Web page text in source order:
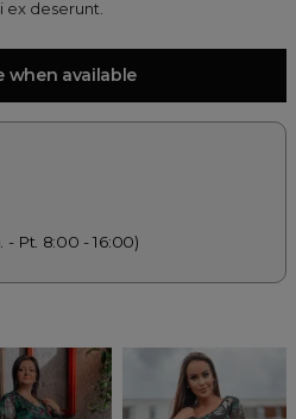
ex deserunt.
when available
- Pt. 8:00 - 16:00)